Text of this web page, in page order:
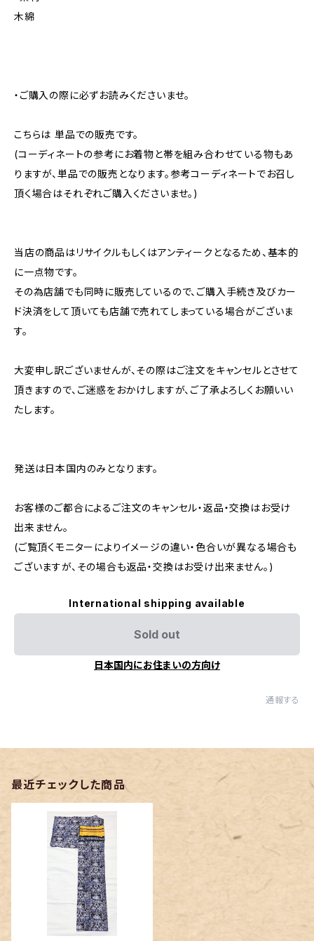
木綿
・ご購入の際に必ずお読みくださいませ。
こちらは 単品での販売です。
(コーディネートの参考にお着物と帯を組み合わせている物もあ
りますが、単品での販売となります。参考コーディネートでお召し
頂く場合はそれぞれご購入くださいませ。)
当店の商品はリサイクルもしくはアンティークとなるため、基本的
に一点物です。
その為店舗でも同時に販売しているので、ご購入手続き及びカー
ド決済をして頂いても店舗で売れてしまっている場合がございま
す。
大変申し訳ございませんが、その際はご注文をキャンセルとさせて
頂きますので、ご迷惑をおかけしますが、ご了承よろしくお願いい
たします。
発送は日本国内のみとなります。
お客様のご都合によるご注文のキャンセル・返品・交換はお受け
出来ません。
(ご覧頂くモニターによりイメージの違い・色合いが異なる場合も
ございますが、その場合も返品・交換はお受け出来ません。)
International shipping available
Sold out
日本国内にお住まいの方向け
通報する
最近チェックした商品